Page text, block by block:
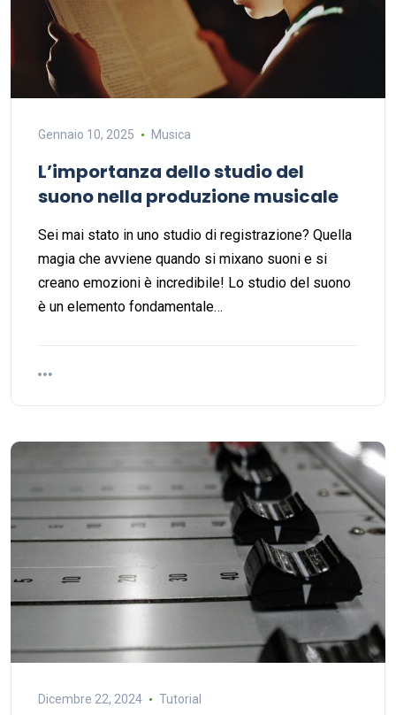
Gennaio 10, 2025 Musica
L’importanza dello studio del
suono nella produzione musicale
Sei mai stato in uno studio di registrazione? Quella
magia che avviene quando si mixano suoni e si
creano emozioni è incredibile! Lo studio del suono
è un elemento fondamentale…
Dicembre 22, 2024 Tutorial